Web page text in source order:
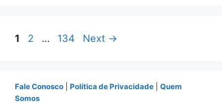
Page
1 Page
2 … Page
134 Next →
Fale Conosco Política de Privacidade
Quem
Somos